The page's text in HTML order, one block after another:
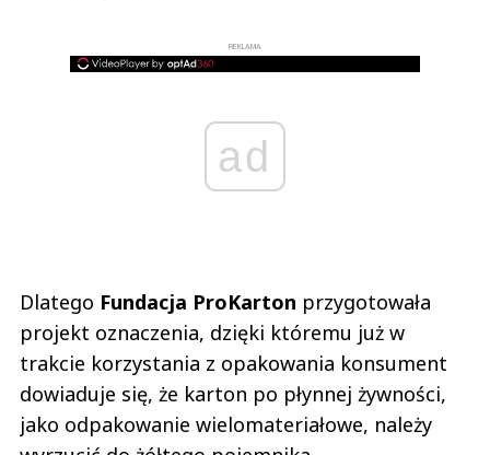
REKLAMA
ad
Dlatego Fundacja ProKarton przygotowała
projekt oznaczenia, dzięki któremu już w
trakcie korzystania z opakowania konsument
dowiaduje się, że karton po płynnej żywności,
jako odpakowanie wielomateriałowe, należy